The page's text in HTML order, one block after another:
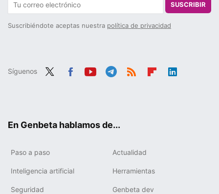
SUSCRIBIR
Suscribiéndote aceptas nuestra política de privacidad
Síguenos
En Genbeta hablamos de...
Paso a paso Actualidad
Inteligencia artificial Herramientas
Seguridad Genbeta dev